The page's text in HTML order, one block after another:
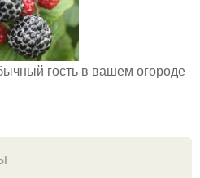
гость в вашем огороде